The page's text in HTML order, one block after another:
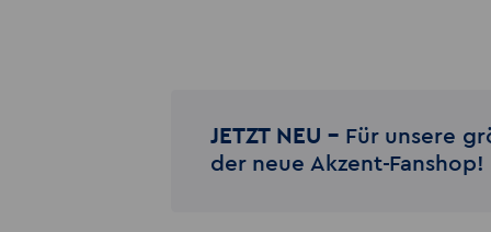
JETZT NEU – Für unsere
der neue Akzent-Fanshop!